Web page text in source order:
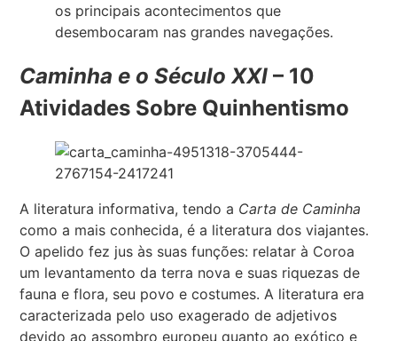
os principais acontecimentos que
desembocaram nas grandes navegações.
Caminha e o Século XXI– 10
Atividades Sobre Quinhentismo
A literatura informativa, tendo a Carta de Caminha
como a mais conhecida, é a literatura dos viajantes.
O apelido fez jus às suas funções: relatar à Coroa
um levantamento da terra nova e suas riquezas de
fauna e flora, seu povo e costumes. A literatura era
caracterizada pelo uso exagerado de adjetivos
devido ao assombro europeu quanto ao exótico e